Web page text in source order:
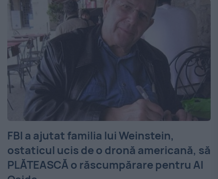
FBI a ajutat familia lui Weinstein,
ostaticul ucis de o dronă americană, să
PLĂTEASCĂ o răscumpărare pentru Al